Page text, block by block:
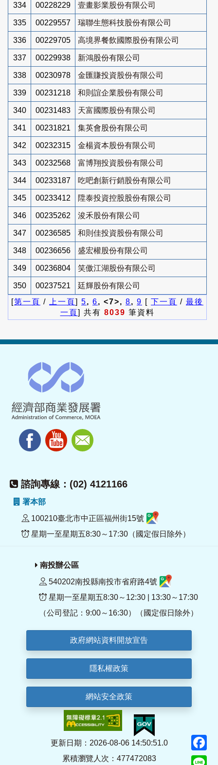
334 00228229 壹畫影業股份有限公司
335 00229557 瑞聯生態科技股份有限公司
336 00229705 高境界餐飲國際股份有限公司
337 00229938 新鴻股份有限公司
338 00230978 金匯賺投資股份有限公司
339 00231218 和則誼企業股份有限公司
340 00231483 天富國際股份有限公司
341 00231821 集英會股份有限公司
342 00232315 金楊資本股份有限公司
343 00232568 富博翔投資股份有限公司
344 00233187 吃吧創新行銷股份有限公司
345 00233412 陞泰投資控股股份有限公司
346 00235262 浚禾股份有限公司
347 00236585 和則佳投資股份有限公司
348 00236656 盛宏權股份有限公司
349 00236804 笑傲江湖股份有限公司
350 00237521
廷輝股份有限公司
[第一頁 / 上一頁] 5, 6, <7>, 8, 9 [ 下一頁 / 最後
一頁] 共有 8039 筆資料
諮詢專線：(02) 4121166
署本部
100210臺北市中正區福州街15號
星期一至星期五8:30～17:30（國定假日除外）
南投辦公區
540202南投縣南投市省府路4號
星期一至星期五8:30～12:30 | 13:30～17:30
（公司登記：9:00～16:30）（國定假日除外）
政府網站資料開放宣告
隱私權政策
網站安全政策
更新日期：2026-08-06 14:50:51.0
累積瀏覽人次：477472083